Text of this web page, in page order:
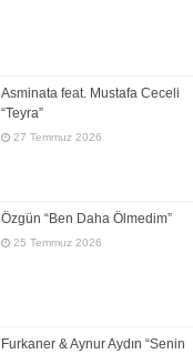
Asminata feat. Mustafa Ceceli
“Teyra”
27 Temmuz 2026
Özgün “Ben Daha Ölmedim”
25 Temmuz 2026
Furkaner & Aynur Aydın “Senin